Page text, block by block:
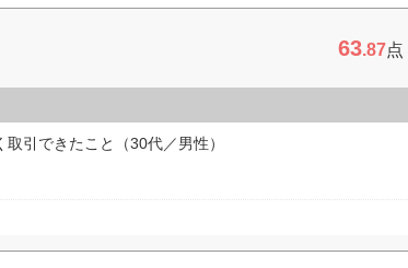
63.87点
引できたこと（30代／男性）